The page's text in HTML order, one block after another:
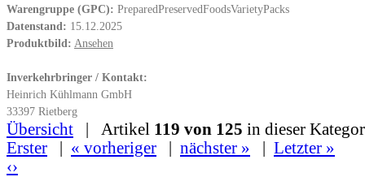
Warengruppe (GPC): PreparedPreservedFoodsVarietyPacks
Datenstand: 15.12.2025
Produktbild: Ansehen
Inverkehrbringer / Kontakt:
Heinrich Kühlmann GmbH
33397 Rietberg
Übersicht | Artikel 119 von 125 in dieser
Erster
« vorheriger nächster »
Letzter »
‹›